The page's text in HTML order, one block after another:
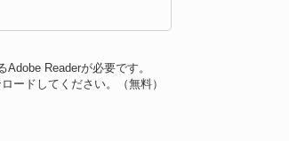
Readerが必要です。
ードしてください。（無料）